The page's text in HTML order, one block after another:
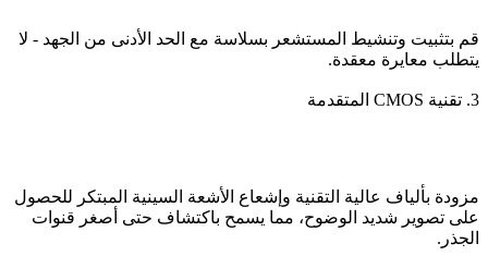
قم بتثبيت وتنشيط المستشعر بسلاسة مع الحد الأدنى من الجهد - لا
يتطلب معايرة معقدة.
3. تقنية CMOS المتقدمة
مزودة بألياف عالية التقنية وإشعاع الأشعة السينية المبتكر للحصول
على تصوير شديد الوضوح، مما يسمح باكتشاف حتى أصغر قنوات
الجذر.